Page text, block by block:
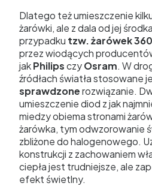
Dlatego też umieszczenie
żarówki, ale z dala od jej
przypadku tzw. żarówek
przez wiodących
jakPhilipsczyOsram. W
źródłach światła stosowane
sprawdzonerozwiązanie.
umieszczenie diod z jak
miedzy obiema stronami
żarówka, tym odwzorowanie
zbliżone do halogenowego.
konstrukcji z zachowaniem
ciepła jest trudniejsze, ale
efekt świetlny.